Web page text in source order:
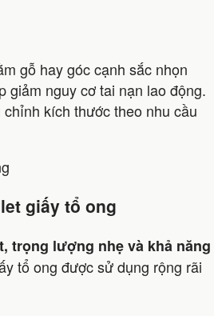
gỗ hay góc cạnh sắc nhọn
giảm nguy cơ tai nạn lao động.
kích thước theo nhu cầu
giấy tổ ong
trọng lượng nhẹ và khả năng
tổ ong được sử dụng rộng rãi